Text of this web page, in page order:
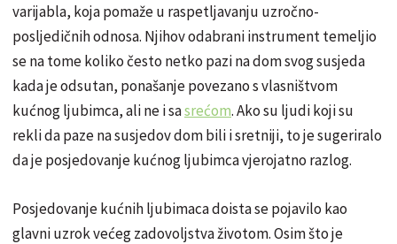
varijabla, koja pomaže u raspetljavanju uzročno-
posljedičnih odnosa. Njihov odabrani instrument temeljio
se na tome koliko često netko pazi na dom svog susjeda
kada je odsutan, ponašanje povezano s vlasništvom
kućnog ljubimca, ali ne i sasrećom. Ako su ljudi koji su
rekli da paze na susjedov dom bili i sretniji, to je sugeriralo
da je posjedovanje kućnog ljubimca vjerojatno razlog.
Posjedovanje kućnih ljubimaca doista se pojavilo kao
glavni uzrok većeg zadovoljstva životom. Osim što je